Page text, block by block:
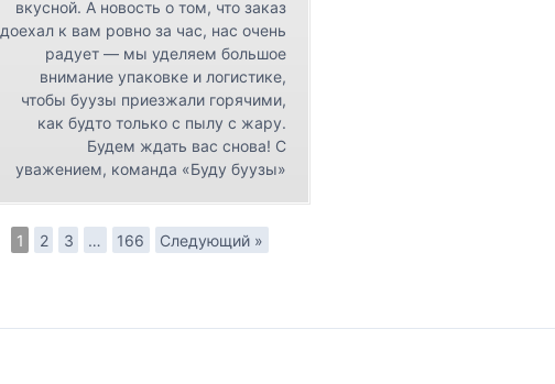
вкусной. А новость о том, что заказ
доехал к вам ровно за час, нас очень
радует — мы уделяем большое
внимание упаковке и логистике,
чтобы буузы приезжали горячими,
как будто только с пылу с жару.
Будем ждать вас снова! С
уважением, команда «Буду буузы»
1 2 3 … 166 Следующий »